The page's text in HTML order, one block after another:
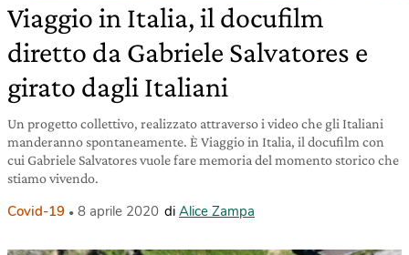
Viaggio in Italia, il docufilm
diretto da Gabriele Salvatores e
girato dagli Italiani
Un progetto collettivo, realizzato attraverso i video che gli Italiani
manderanno spontaneamente. È Viaggio in Italia, il docufilm con
cui Gabriele Salvatores vuole fare memoria del momento storico che
stiamo vivendo.
Covid-19 8 aprile 2020 di Alice Zampa